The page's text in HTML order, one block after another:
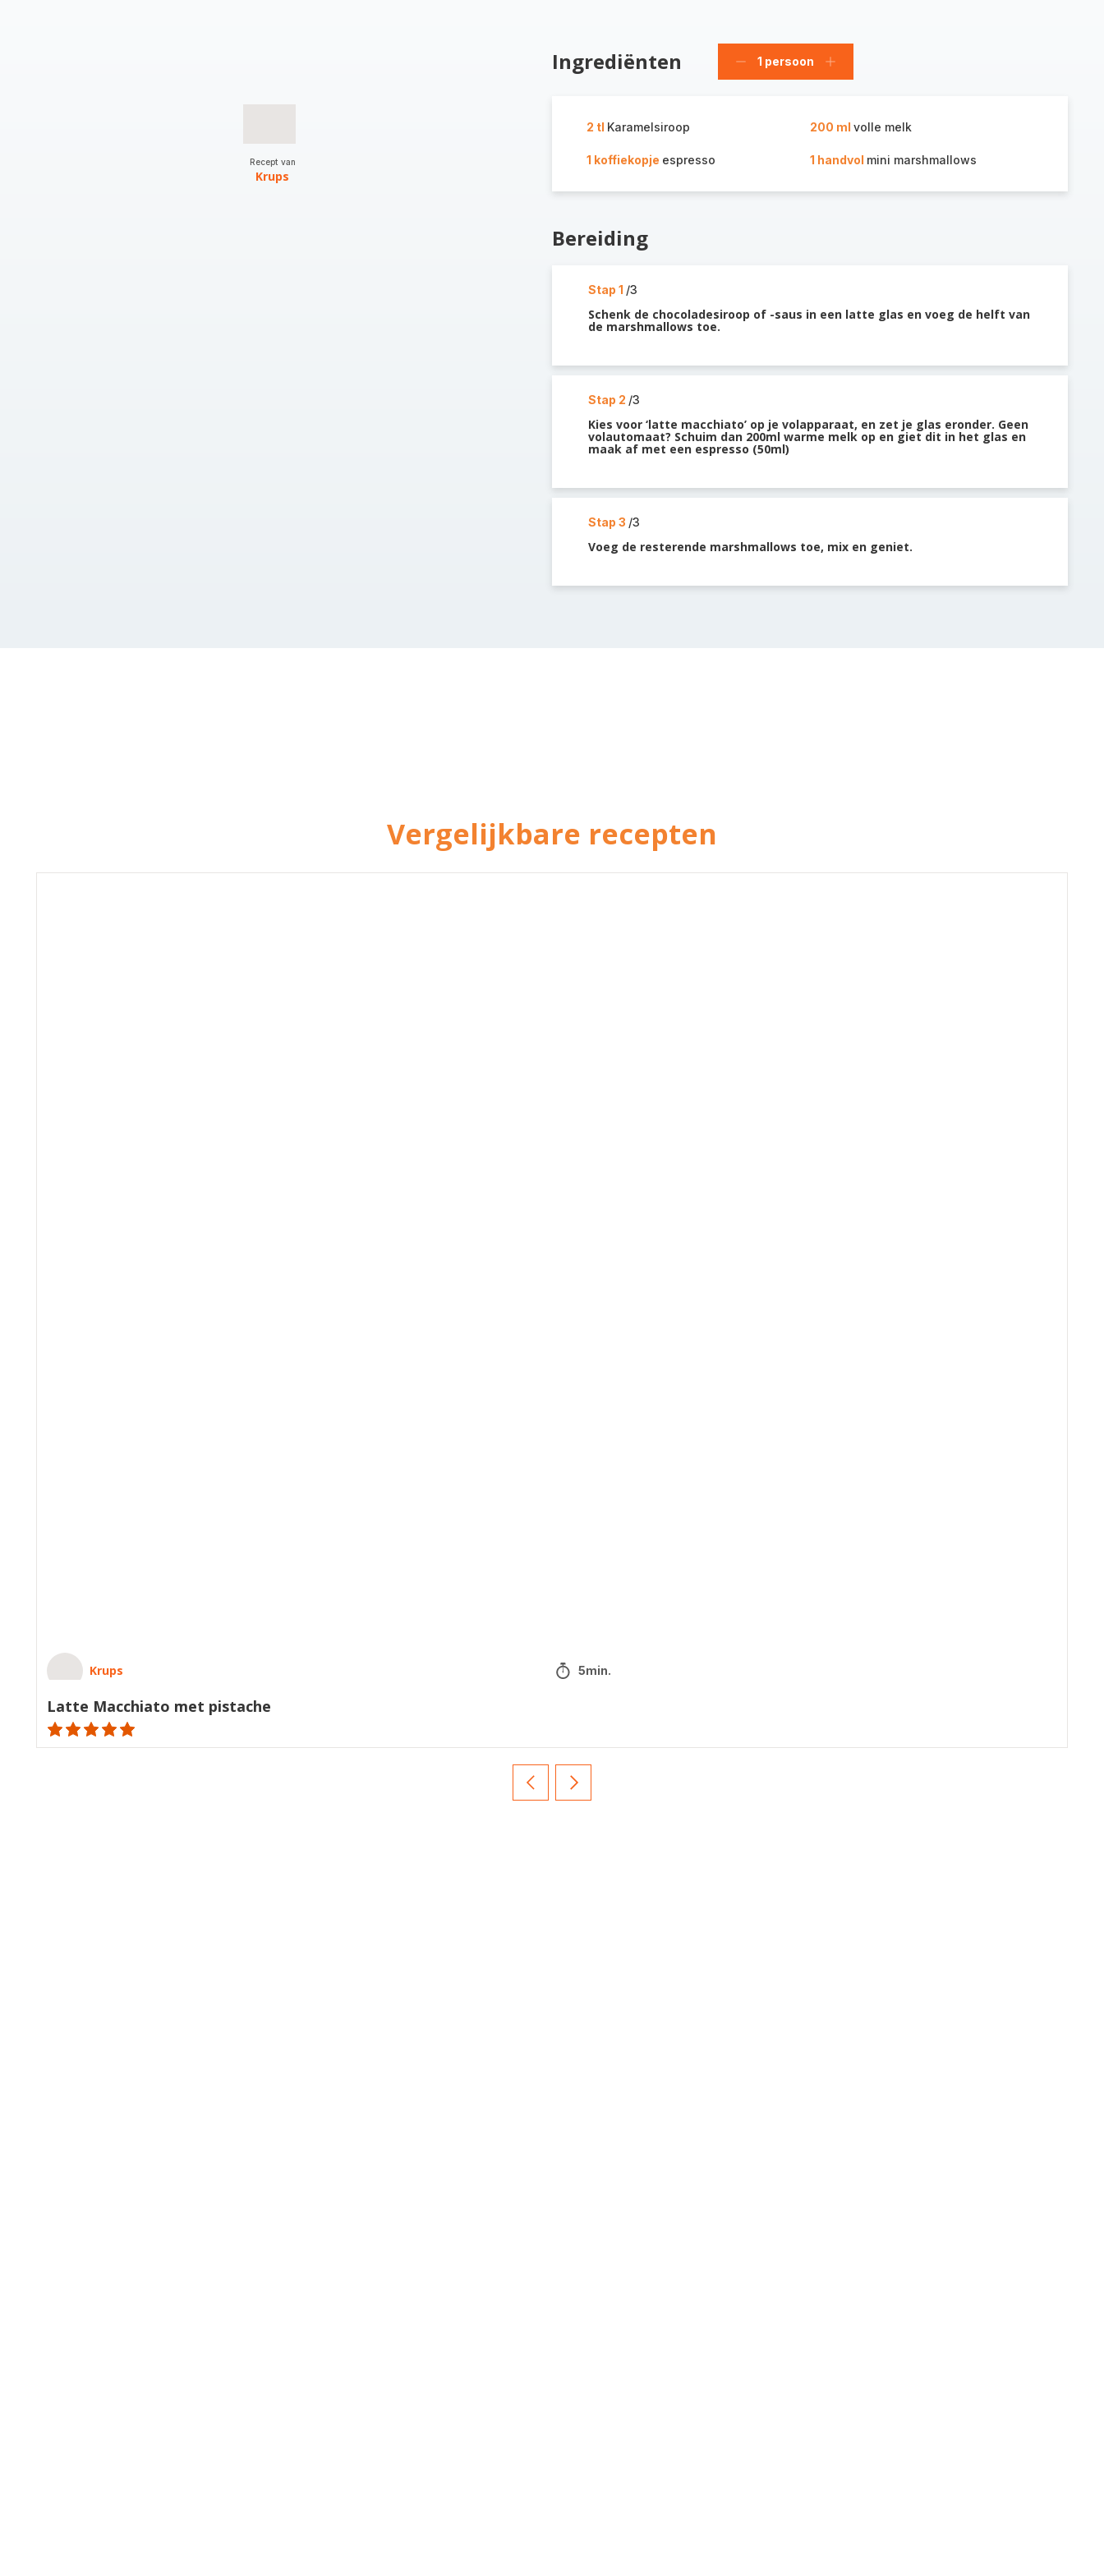
Recept van
Krups
Ingrediënten
Verwijder
1 persoon
Voeg
2 tl Karamelsiroop 200 ml volle melk
1 koffiekopje espresso 1 handvol mini marshmallows
Bereiding
Stap 1 /3
Schenk de chocoladesiroop of -saus in een latte glas en voeg de helft van
de marshmallows toe.
Stap 2 /3
Kies voor ‘latte macchiato’ op je volapparaat, en zet je glas eronder. Geen
volautomaat? Schuim dan 200ml warme melk op en giet dit in het glas en
maak af met een espresso (50ml)
Stap 3 /3
Voeg de resterende marshmallows toe, mix en geniet.
Vergelijkbare recepten
Krups 5min.
Latte Macchiato met pistache
ratings.NaN
Vorige
Recipe
Volgende
Recipe